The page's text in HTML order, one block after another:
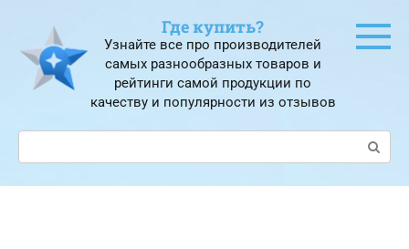
контенту
Где купить?
Узнайте все про производителей
самых разнообразных товаров и
рейтинги самой продукции по
качеству и популярности из отзывов
Поиск: